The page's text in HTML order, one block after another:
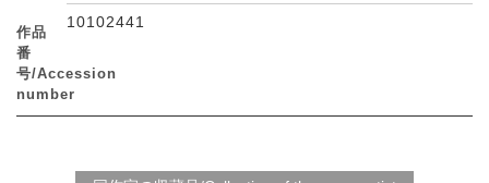
作品
番
号/Accession
number
10102441